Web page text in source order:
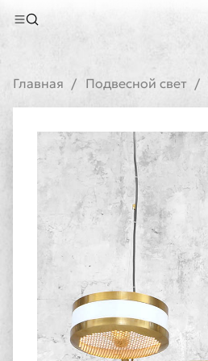
Главная Подвесной свет